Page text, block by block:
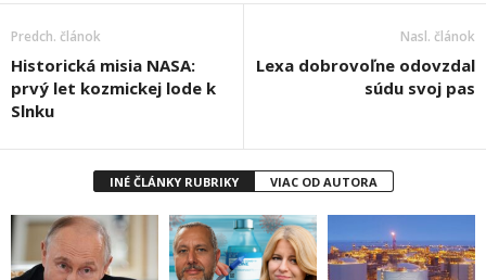
Predch. článok
Historická misia NASA:
prvý let kozmickej lode k
Slnku
Nasl. článok
Lexa dobrovoľne odovzdal
súdu svoj pas
INÉ ČLÁNKY RUBRIKY VIAC OD AUTORA